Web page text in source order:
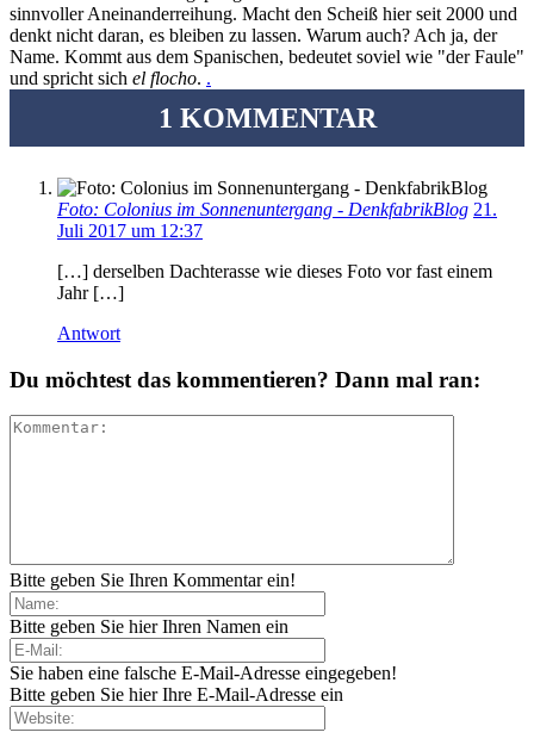
sinnvoller Aneinanderreihung. Macht den Scheiß hier seit 2000 und
denkt nicht daran, es bleiben zu lassen. Warum auch? Ach ja, der
Name. Kommt aus dem Spanischen, bedeutet soviel wie "der Faule"
und spricht sich el flocho. .
1 KOMMENTAR
Foto: Colonius im Sonnenuntergang - DenkfabrikBlog 21.
Juli 2017 um 12:37
[…] derselben Dachterasse wie dieses Foto vor fast einem
Jahr […]
Antwort
Du möchtest das kommentieren? Dann mal ran:
Bitte geben Sie Ihren Kommentar ein!
Bitte geben Sie hier Ihren Namen ein
Sie haben eine falsche E-Mail-Adresse eingegeben!
Bitte geben Sie hier Ihre E-Mail-Adresse ein